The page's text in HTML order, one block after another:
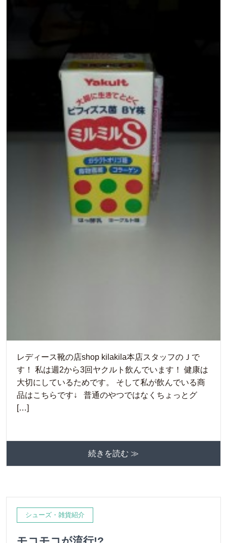
レディース靴の店shop kilakila本店スタッフのＪで
す！ 私は週2から3回ヤクルト飲んでいます！ 健康は
大切にしているためです。 そして私が飲んでいる商
品はこちらです↓ 普通のやつではなくちょっとグ
[…]
続きを読む ≫
シューズ・雑貨紹介